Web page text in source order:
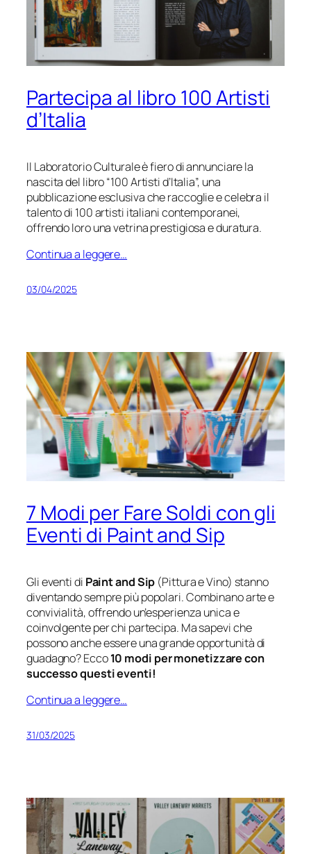
Partecipa al libro 100 Artisti
d’Italia
Il Laboratorio Culturale è fiero di annunciare la
nascita del libro “100 Artisti d’Italia”, una
pubblicazione esclusiva che raccoglie e celebra il
talento di 100 artisti italiani contemporanei,
offrendo loro una vetrina prestigiosa e duratura.
Continua a leggere…
03/04/2025
7 Modi per Fare Soldi con gli
Eventi di Paint and Sip
Gli eventi di Paint and Sip (Pittura e Vino) stanno
diventando sempre più popolari. Combinano arte e
convivialità, offrendo un’esperienza unica e
coinvolgente per chi partecipa. Ma sapevi che
possono anche essere una grande opportunità di
guadagno? Ecco10 modi per monetizzare con
successo questi eventi!
Continua a leggere…
31/03/2025